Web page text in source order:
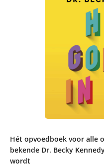
Hét opvoedboek voor alle
bekende Dr. Becky
wordt